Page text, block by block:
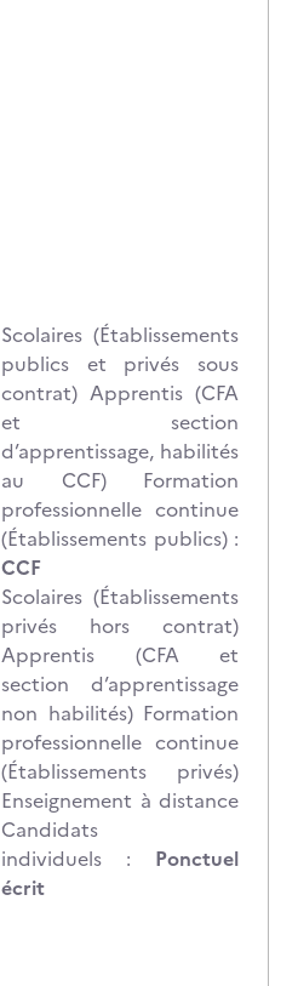
Scolaires (Établissements
publics et privés sous
contrat) Apprentis (CFA
et section
d’apprentissage, habilités
au CCF) Formation
professionnelle continue
(Établissements publics) :
CCF
Scolaires (Établissements
privés hors contrat)
Apprentis (CFA et
section d’apprentissage
non habilités) Formation
professionnelle continue
(Établissements privés)
Enseignement à distance
Candidats
individuels : Ponctuel
écrit